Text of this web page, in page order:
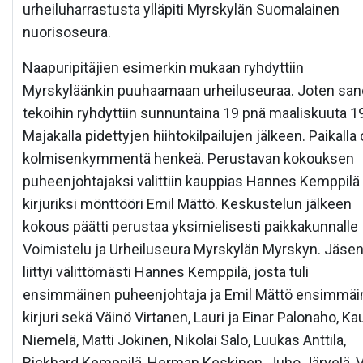
urheiluharrastusta ylläpiti Myrskylän Suomalainen
nuorisoseura.
Naapuripitäjien esimerkin mukaan ryhdyttiin
Myrskyläänkin puuhaamaan urheiluseuraa. Joten
tekoihin ryhdyttiin sunnuntaina 19 pnä maaliskuuta
Majakalla pidettyjen hiihtokilpailujen jälkeen. Paikalla
kolmisenkymmentä henkeä. Perustavan kokouksen
puheenjohtajaksi valittiin kauppias Hannes Kemppilä
kirjuriksi mönttööri Emil Mättö. Keskustelun jälkeen
kokous päätti perustaa yksimielisesti paikkakunnalle
Voimistelu ja Urheiluseura Myrskylän Myrskyn.
liittyi välittömästi Hannes Kemppilä, josta tuli
ensimmäinen puheenjohtaja ja Emil Mättö
kirjuri sekä Väinö Virtanen, Lauri ja Einar Palonaho,
Niemelä, Matti Jokinen, Nikolai Salo, Luukas Anttila,